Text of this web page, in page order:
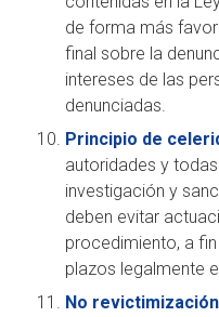
de forma más
final sobre la
intereses de las
denunciadas.
Principio de
autoridades y
investigación y
deben evitar
procedimiento, a
plazos legalmente
No